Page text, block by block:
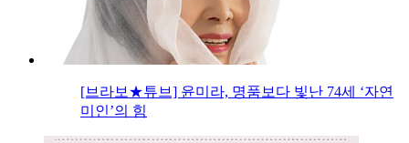
[브라보★튜브] 윤미라, 명품보다 빛난 74세 ‘자연
미인’의 힘